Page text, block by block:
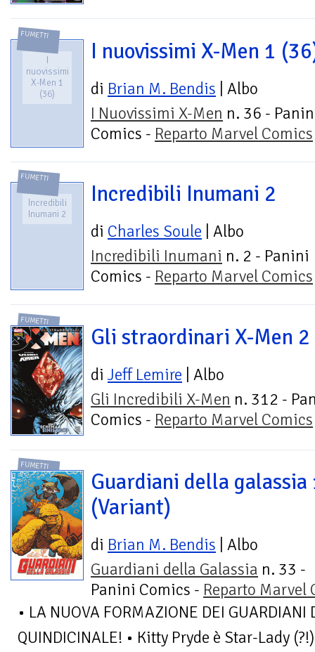
FUMETTI
I
nuovissimi
X-Men 1
(36)
I nuovissimi X-Men 1
di Brian M. Bendis | Albo
I Nuovissimi X-Men n. 36 -
Comics - Reparto Marvel Comics
FUMETTI
Incredibili
Inumani 2
Incredibili Inumani 2
di Charles Soule | Albo
Incredibili Inumani n. 2 - Panini
Comics - Reparto Marvel Comics
FUMETTI
Gli straordinari X-Men 2
di Jeff Lemire | Albo
Gli Incredibili X-Men n. 312 -
Comics - Reparto Marvel Comics
FUMETTI
Guardiani della galassia
(Variant)
di Brian M. Bendis | Albo
Guardiani della Galassia n. 33 -
Panini Comics - Reparto Marvel
• LA NUOVA FORMAZIONE DEI GUARDIANI
QUINDICINALE! • Kitty Pryde è Star-Lady